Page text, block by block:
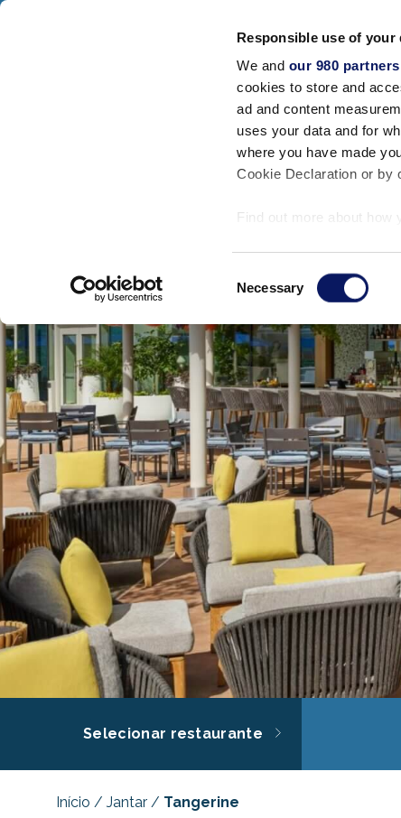
Responsible use of your
We and our 980 partners
cookies to store and
ad and content
uses your data and for
where you have made
Cookie Declaration or by
Find out more about how
We use cookies to
traffic. We also share
analytics partners who
they’ve collected from
Selection
Necessary
Acomodações
Selecionar restaurante
Início / Jantar / Tangerine